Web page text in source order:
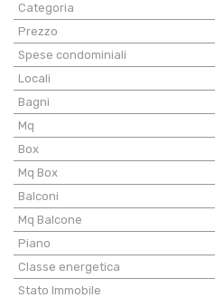
Categoria
Prezzo
Spese condominiali
Locali
Bagni
Mq
Box
Mq Box
Balconi
Mq Balcone
Piano
Classe energetica
Stato Immobile